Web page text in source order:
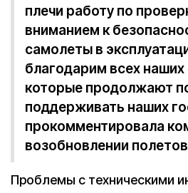
плечи работу по
вниманием к
самолеты в
благодарим всех наших
которые продолжают
поддерживать наших
прокомментировала
возобновлении
Проблемы с техническими